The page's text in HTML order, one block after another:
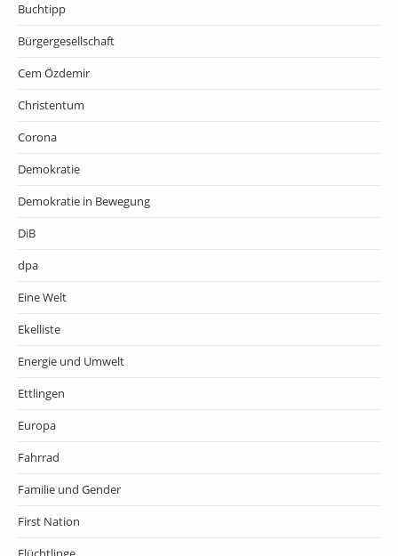
Buchtipp
Bürgergesellschaft
Cem Özdemir
Christentum
Corona
Demokratie
Demokratie in Bewegung
DiB
dpa
Eine Welt
Ekelliste
Energie und Umwelt
Ettlingen
Europa
Fahrrad
Familie und Gender
First Nation